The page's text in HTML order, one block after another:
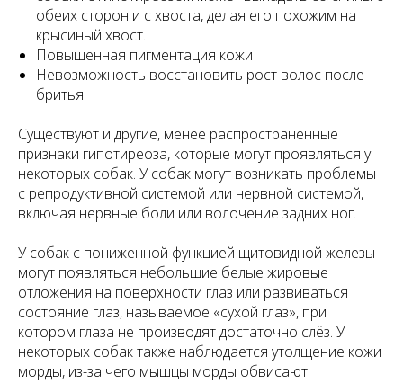
обеих сторон и с хвоста, делая его похожим на
крысиный хвост.
Повышенная пигментация кожи
Невозможность восстановить рост волос после
бритья
Существуют и другие, менее распространённые
признаки гипотиреоза, которые могут проявляться у
некоторых собак. У собак могут возникать проблемы
с репродуктивной системой или нервной системой,
включая нервные боли или волочение задних ног.
У собак с пониженной функцией щитовидной железы
могут появляться небольшие белые жировые
отложения на поверхности глаз или развиваться
состояние глаз, называемое «сухой глаз», при
котором глаза не производят достаточно слёз. У
некоторых собак также наблюдается утолщение кожи
морды, из-за чего мышцы морды обвисают.